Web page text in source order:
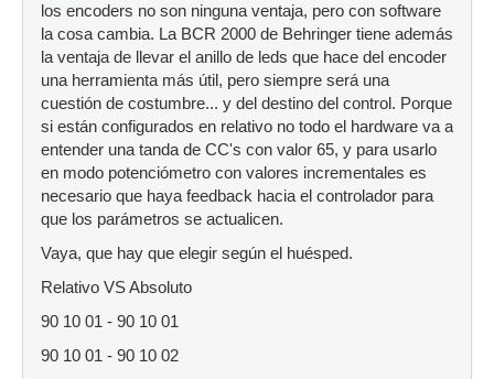
los encoders no son ninguna ventaja, pero con software
la cosa cambia. La BCR 2000 de Behringer tiene además
la ventaja de llevar el anillo de leds que hace del encoder
una herramienta más útil, pero siempre será una
cuestión de costumbre... y del destino del control. Porque
si están configurados en relativo no todo el hardware va a
entender una tanda de CC's con valor 65, y para usarlo
en modo potenciómetro con valores incrementales es
necesario que haya feedback hacia el controlador para
que los parámetros se actualicen.
Vaya, que hay que elegir según el huésped.
Relativo VS Absoluto
90 10 01 - 90 10 01
90 10 01 - 90 10 02